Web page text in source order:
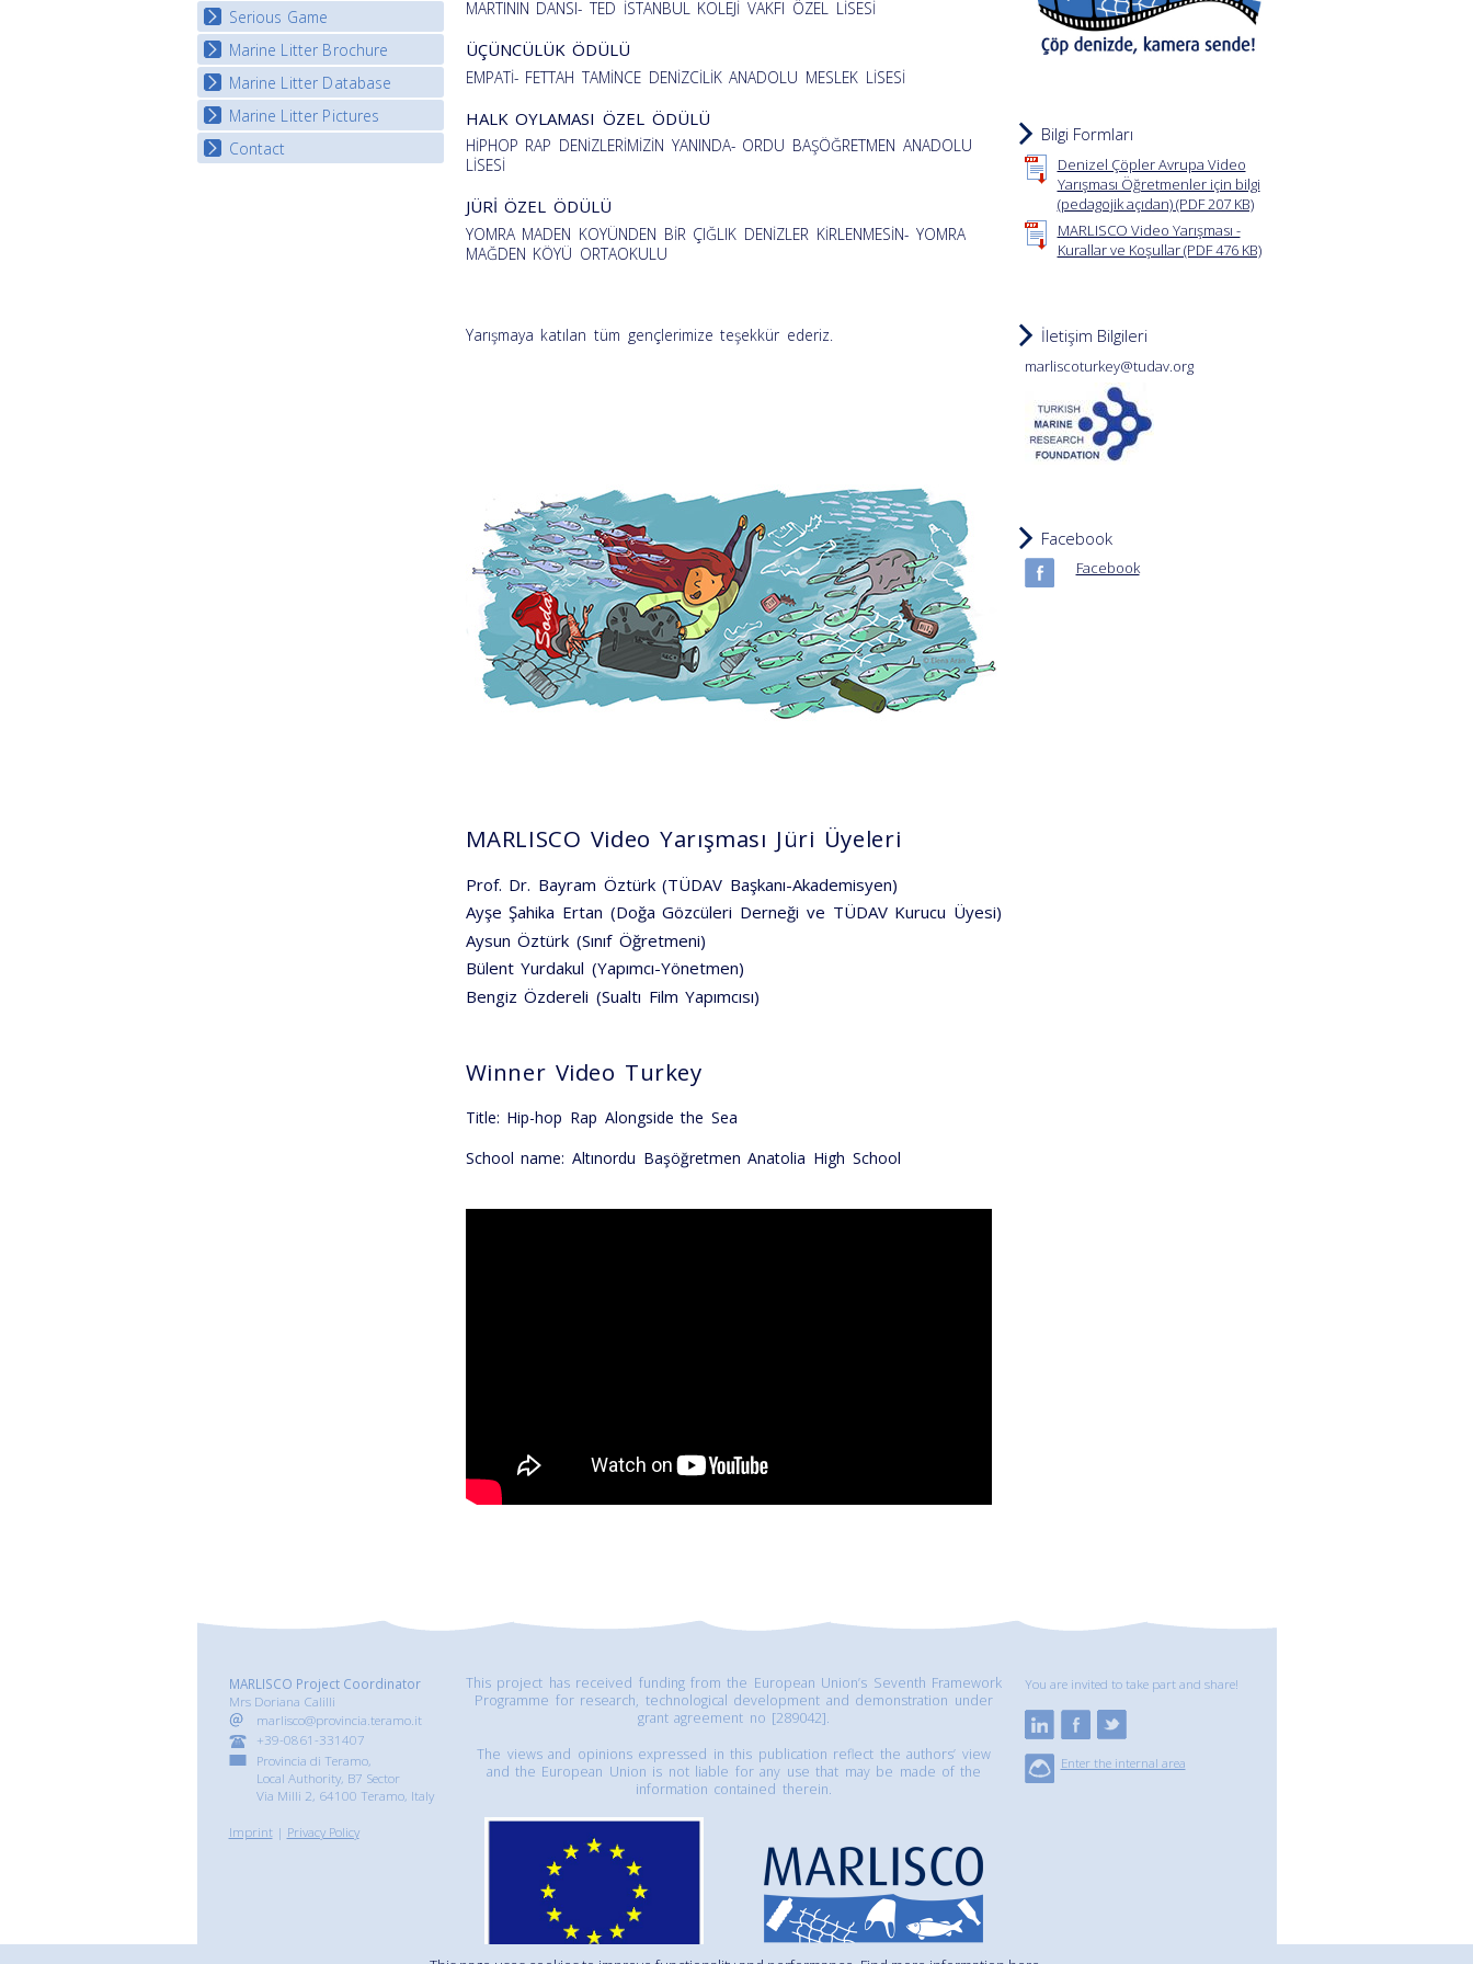
Watch Troubled Waters
Serious Game
Start the game
Marine Litter Brochure
Marine Litter Database
Marine Litter Pictures
Contact
MARTININ DANSI- TED İSTANBUL KOLEJİ VAKFI ÖZEL LİSESİ
ÜÇÜNCÜLÜK ÖDÜLÜ
EMPATİ- FETTAH TAMİNCE DENİZCİLİK ANADOLU MESLEK LİSESİ
HALK OYLAMASI ÖZEL ÖDÜLÜ
HİPHOP RAP DENİZLERİMİZİN YANINDA- ORDU BAŞÖĞRETMEN ANADOLU
LİSESİ
JÜRİ ÖZEL ÖDÜLÜ
YOMRA MADEN KOYÜNDEN BİR ÇIĞLIK DENİZLER KİRLENMESİN- YOMRA
MAĞDEN KÖYÜ ORTAOKULU
Yarışmaya katılan tüm gençlerimize teşekkür ederiz.
MARLISCO Video Yarışması Jüri Üyeleri
Prof. Dr. Bayram Öztürk (TÜDAV Başkanı-Akademisyen)
Ayşe Şahika Ertan (Doğa Gözcüleri Derneği ve TÜDAV Kurucu Üyesi)
Aysun Öztürk (Sınıf Öğretmeni)
Bülent Yurdakul (Yapımcı-Yönetmen)
Bengiz Özdereli (Sualtı Film Yapımcısı)
Winner Video Turkey
Title: Hip-hop Rap Alongside the Sea
School name: Altınordu Başöğretmen Anatolia High School
Bilgi Formları
Denizel Çöpler Avrupa Video
Yarışması Öğretmenler için bilgi
(pedagojik açıdan) (PDF 207 KB)
MARLISCO Video Yarışması -
Kurallar ve Koşullar (PDF 476 KB)
İletişim Bilgileri
marliscoturkey@tudav.org
Facebook
Facebook
MARLISCO Project Coordinator
Mrs Doriana Calilli
marlisco@provincia.teramo.it
+39-0861-331407
Provincia di Teramo,
Local Authority, B7 Sector
Via Milli 2, 64100 Teramo, Italy
Imprint| Privacy Policy
This project has received funding from the European Union’s Seventh Framework
Programme for research, technological development and demonstration under
grant agreement no [289042].
The views and opinions expressed in this publication reflect the authors’ view
and the European Union is not liable for any use that may be made of the
information contained therein.
You are invited to take part and share!
Enter the internal area